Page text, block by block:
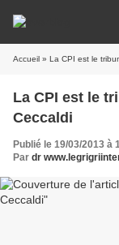
Accueil » La CPI est le
La CPI est le
Ceccaldi
Publié le 19/03/2013 à
Par dr